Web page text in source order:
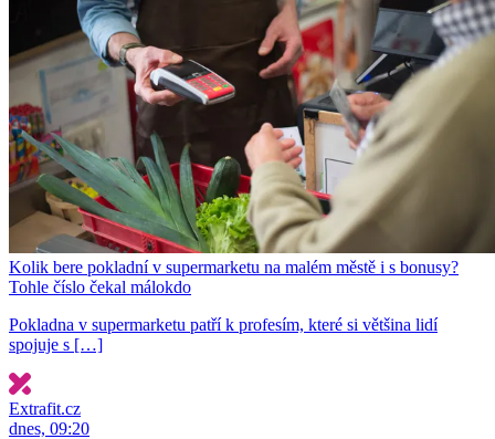
Kolik bere pokladní v supermarketu na malém městě i s bonusy?
Tohle číslo čekal málokdo
Pokladna v supermarketu patří k profesím, které si většina lidí
spojuje s […]
Extrafit.cz
dnes, 09:20